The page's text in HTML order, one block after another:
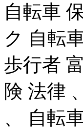
自転車
ク 自転
歩行者
険 法律
、 自転